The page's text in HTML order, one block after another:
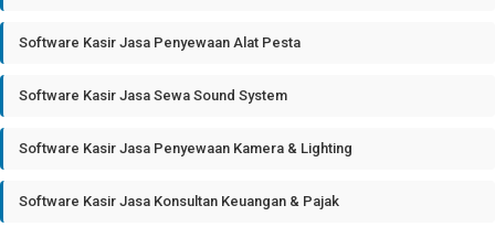
Software Kasir Jasa Penyewaan Alat Pesta
Software Kasir Jasa Sewa Sound System
Software Kasir Jasa Penyewaan Kamera & Lighting
Software Kasir Jasa Konsultan Keuangan & Pajak